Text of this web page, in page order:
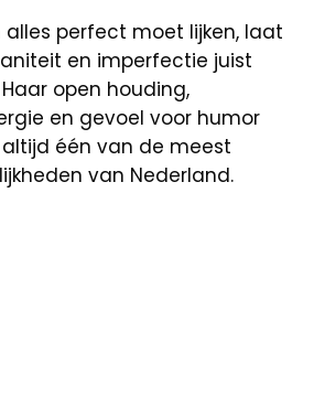
perfect moet lijken, laat
en imperfectie juist
open houding,
en gevoel voor humor
één van de meest
van Nederland.